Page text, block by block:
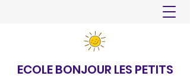
ECOLE BONJOUR LES PETITS